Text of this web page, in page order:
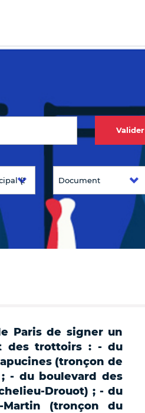
Valider
Paris de signer un
des trottoirs : - du
(tronçon de
- du boulevard des
Drouot) ; - du
Martin (tronçon du